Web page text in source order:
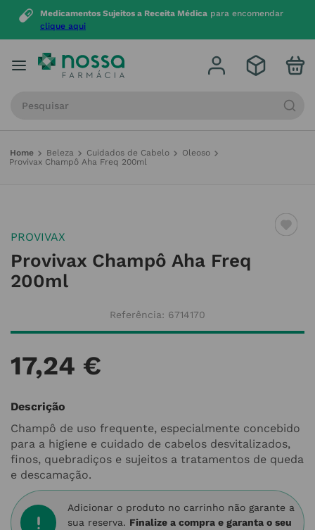
Medicamentos Sujeitos a Receita Médica para encomendar
clique aqui
Beleza Cuidados de Cabelo
Oleoso
Provivax Champô Aha Freq 200ml
PROVIVAX
Provivax Champô Aha Freq
200ml
Referência: 6714170
17,24 €
Descrição
Champô de uso frequente, especialmente concebido
para a higiene e cuidado de cabelos desvitalizados,
finos, quebradiços e sujeitos a tratamentos de queda
e descamação.
Adicionar o produto no carrinho não garante a
sua reserva. Finalize a compra e garanta o seu